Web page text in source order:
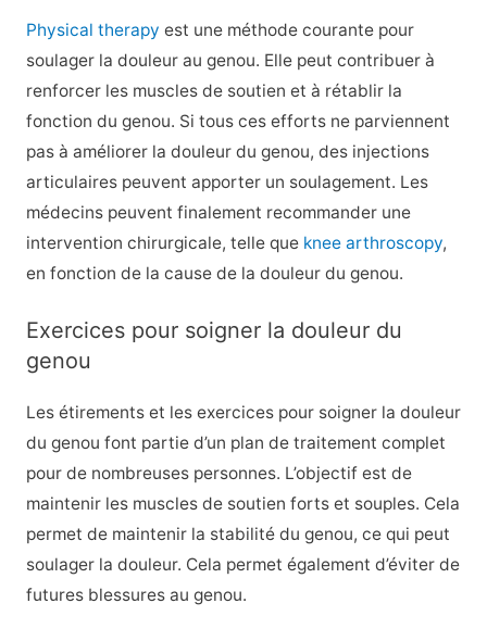
Physical therapy est une méthode courante pour
soulager la douleur au genou. Elle peut contribuer à
renforcer les muscles de soutien et à rétablir la
fonction du genou. Si tous ces efforts ne parviennent
pas à améliorer la douleur du genou, des injections
articulaires peuvent apporter un soulagement. Les
médecins peuvent finalement recommander une
intervention chirurgicale, telle que knee arthroscopy,
en fonction de la cause de la douleur du genou.
Exercices pour soigner la douleur du
genou
Les étirements et les exercices pour soigner la douleur
du genou font partie d’un plan de traitement complet
pour de nombreuses personnes. L’objectif est de
maintenir les muscles de soutien forts et souples. Cela
permet de maintenir la stabilité du genou, ce qui peut
soulager la douleur. Cela permet également d’éviter de
futures blessures au genou.